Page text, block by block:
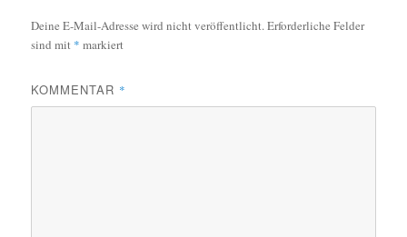
Deine E-Mail-Adresse wird nicht veröffentlicht.Erforderliche Felder
sind mit * markiert
KOMMENTAR *